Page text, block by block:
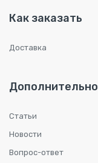
Как заказать
Доставка
Дополнительно
Статьи
Новости
Вопрос-ответ